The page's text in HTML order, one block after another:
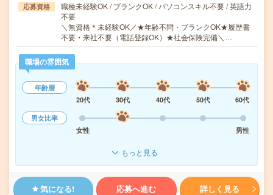
応募資格
職種未経験OK / ブランクOK / パソコンスキル不要 / 英語力
不要
＼無資格＊未経験OK／★年齢不問・ブランクOK★履歴書
不要・来社不要（電話登録OK）★社会保険完備＼…
職場の雰囲気
年齢層
20代
30代 40代 50代
60代
男女比率
女性
男性
もっと見る
気になる! 応募へ進む 詳しく見る